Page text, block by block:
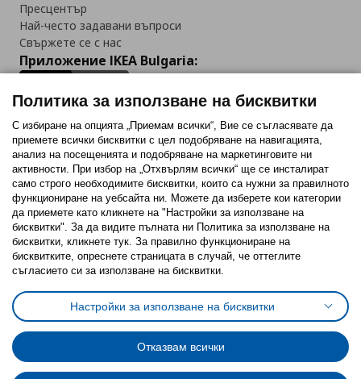
Пресцентър
Най-често задавани въпроси
Свържете се с нас
Приложение IKEA Bulgaria:
Последвайте ни:
FacebookTwitterYoutubePinterestInstagram
Политика за използване на бисквитки (Cookies)
Избор на настройки за използване на бисквитки
Условия за ползване на ikea.bgОбща политика за личните данни
Политика за защита на личните данни на ikea.bg
Общи условия на програма IKEA Family
Политика за защита на лични данни на програма IKEA Family
Политика за използване на бисквитки
С избиране на опцията „Приемам всички“, Вие се съгласявате да
приемете всички бисквитки с цел подобряване на навигацията,
анализ на посещенията и подобряване на маркетинговите ни
активности. При избор на „Отхвърлям всички“ ще се инсталират
само строго необходимитe бисквитки, които са нужни за правилното
функциониране на уебсайта ни. Можете да изберете кои категории
да приемете като кликнете на "Настройки за използване на
бисквитки". За да видите пълната ни Политика за използване на
бисквитки, кликнете тук. За правилно функциониране на
бисквитките, опреснете страницата в случай, че оттеглите
съгласието си за използване на бисквитки.
Настройки за използване на бисквитки
Отказвам всички